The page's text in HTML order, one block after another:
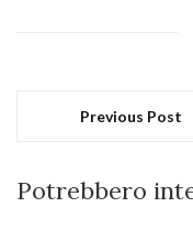
Previous Post
Potrebbero